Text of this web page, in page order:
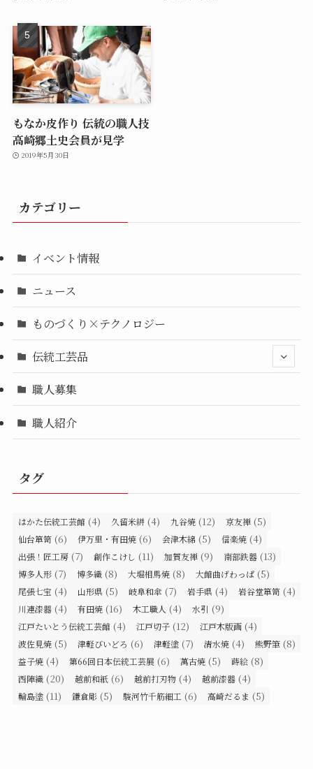
もなか皮作り 伝統の職人技
高崎郷土史会員が見学
2019年5月30日
カテゴリー
イベント情報
ニュース
ものづくり×テクノロジー
伝統工芸品
職人募集
職人紹介
タグ
はかた伝統工芸館 (4) 久留米絣 (4) 九谷焼 (12) 京友禅 (5)
仙台箪笥 (6) 伊万里・有田焼 (6) 会津木綿 (5) 信楽焼 (4)
出張！匠工房 (7) 創作こけし (11) 加賀友禅 (9) 南部鉄器 (13)
博多人形 (7) 博多織 (8) 大堀相馬焼 (8) 大館曲げわっぱ (5)
尾張七宝 (4) 山形県 (5) 岐阜和傘 (7) 岩手県 (4) 岩谷堂箪笥 (4)
川連漆器 (4) 有田焼 (16) 木工職人 (4) 水引 (9)
江戸たいとう伝統工芸館 (4) 江戸切子 (12) 江戸木版画 (4)
波佐見焼 (5) 津軽びいどろ (6) 津軽塗 (7) 清水焼 (4) 熊野筆 (8)
益子焼 (4) 第66回日本伝統工芸展 (6) 萬古焼 (5) 蒔絵 (8)
西陣織 (20) 越前和紙 (6) 越前打刃物 (4) 越前漆器 (4)
輪島塗 (11) 鎌倉彫 (5) 駿河竹千筋細工 (6) 高崎だるま (5)